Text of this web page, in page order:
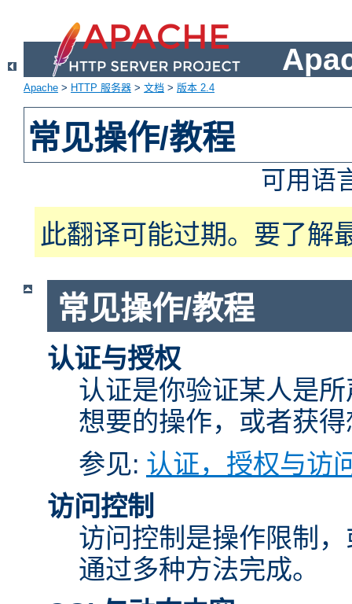
Apache > HTTP 服务器 > 文档 > 版本 2.4
常见操作/教程
可用语
此翻译可能过期。要了解
常见操作/教程
认证与授权
认证是你验证某人是
想要的操作，或者获
参见: 认证，授权与访
访问控制
访问控制是操作限制
通过多种方法完成。